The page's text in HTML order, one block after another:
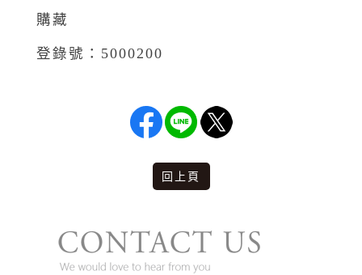
購藏
登錄號：5000200
回上頁
版權說明